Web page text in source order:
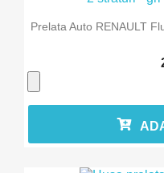
Prelata Auto RENAULT